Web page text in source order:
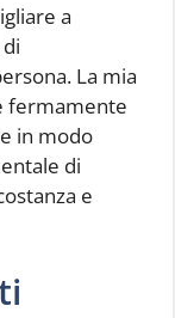
a
La mia
fermamente
in modo
di
e